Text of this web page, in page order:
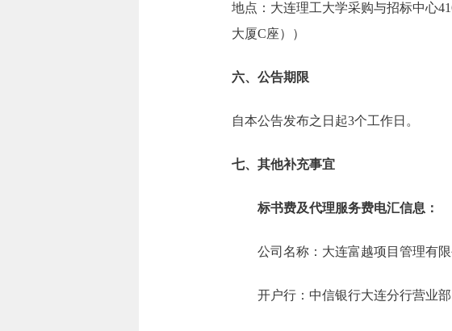
地点：大连理工大学采购与招标中心
大厦C座））
六、公告期限
自本公告发布之日起3个工作日。
七、其他补充事宜
标书费及代理服务费电汇信息：
公司名称：大连富越项目管理有限
开户行：中信银行大连分行营业部